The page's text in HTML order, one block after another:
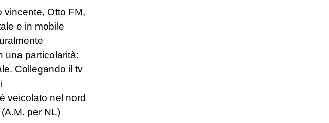
vincente, Otto FM,
e in mobile
una particolarità:
Collegando il tv
veicolato nel nord
per NL)